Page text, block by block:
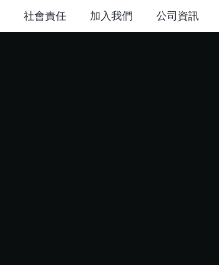
社會責任 加入我們 公司資訊